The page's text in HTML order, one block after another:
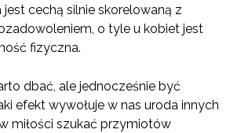
cechą silnie skorelowaną z
o tyle u kobiet jest
fizyczna.
dbać, ale jednocześnie być
efekt wywołuje w nas uroda innych
miłości szukać przymiotów